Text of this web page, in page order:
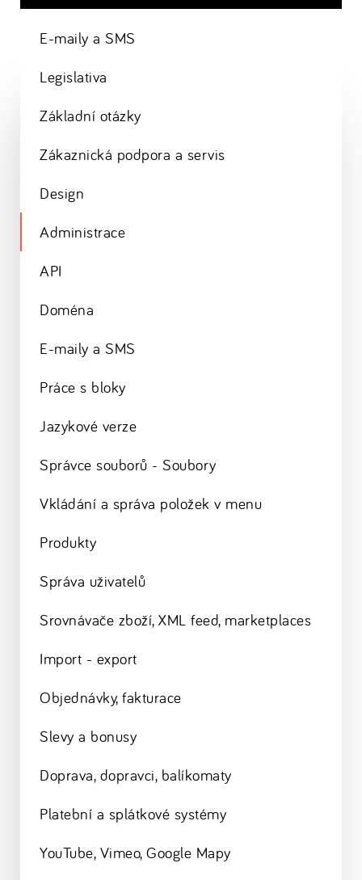
E-maily a SMS
Legislativa
Základní otázky
Zákaznická podpora a servis
Design
Administrace
API
Doména
E-maily a SMS
Práce s bloky
Jazykové verze
Správce souborů - Soubory
Vkládání a správa položek v menu
Produkty
Správa uživatelů
Srovnávače zboží, XML feed, marketplaces
Import - export
Objednávky, fakturace
Slevy a bonusy
Doprava, dopravci, balíkomaty
Platební a splátkové systémy
YouTube, Vimeo, Google Mapy